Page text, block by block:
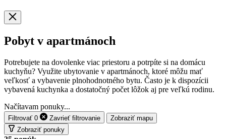
Pobyt v apartmánoch
Potrebujete na dovolenke viac priestoru a potrpíte si na domácu
kuchyňu? Využite ubytovanie v apartmánoch, ktoré môžu mať
veľkosť a vybavenie plnohodnotného bytu. Často je k dispozícii
vybavená kuchynka a dostatočný počet lôžok aj pre veľkú rodinu.
Načítavam ponuky...
Filtrovať 0 Zavrieť filtrovanie
Zobraziť mapu
Zobraziť ponuky